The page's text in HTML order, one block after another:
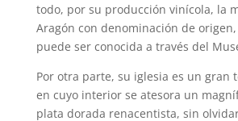
todo, por su producción vinícola, la
Aragón con denominación de
puede ser conocida a través del
Por otra parte, su iglesia es un gran
en cuyo interior se atesora un
plata dorada renacentista, sin